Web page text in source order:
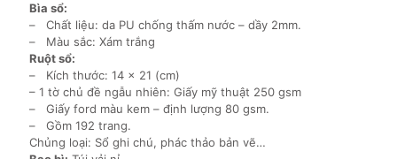
Bìa sổ:
– Chất liệu: da PU chống thấm nước – dầy 2mm.
– Màu sắc: Xám trắng
Ruột sổ:
– Kích thước: 14 x 21 (cm)
– 1 tờ chủ đề ngẫu nhiên: Giấy mỹ thuật 250 gsm
– Giấy ford màu kem – định lượng 80 gsm.
– Gồm 192 trang.
Chủng loại: Sổ ghi chú, phác thảo bản vẽ…